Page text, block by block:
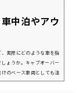
をご紹介いたします！
ても美しく綺麗にまと
中泊やアウ
実際にどのような車を指
ょうか。キャブオーバー
のベース車両としても注
礎知識から、ボンネット